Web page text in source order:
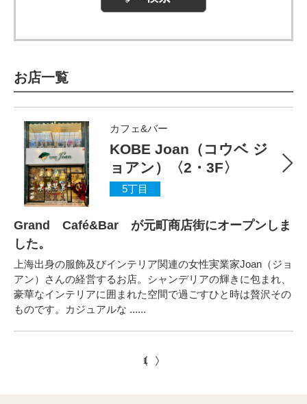
お店一覧
カフェ&バー
KOBE Joan（コウベ ジ
ョアン）〈2・3F〉
5丁目
Grand Café&Bar が元町商店街にオープンしま
した。
上海出身の服飾及びインテリア関連の女性実業家Joan（ジョ
アン）さんの経営するお店。シャンデリアの輝きに包まれ、
豪華なインテリアに囲まれた空間で過ごすひと時は贅沢その
ものです。カジュアルな ......
1